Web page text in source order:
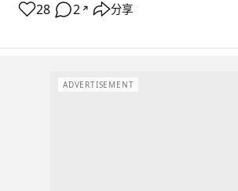
28 2 ↗ 分享
ADVERTISEMENT